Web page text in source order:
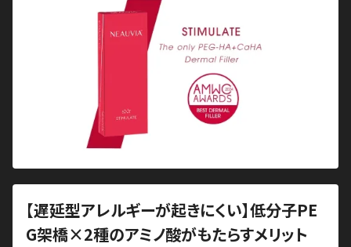
【遅延型アレルギーが起きにくい】低分子PE
G架橋×2種のアミノ酸がもたらすメリット